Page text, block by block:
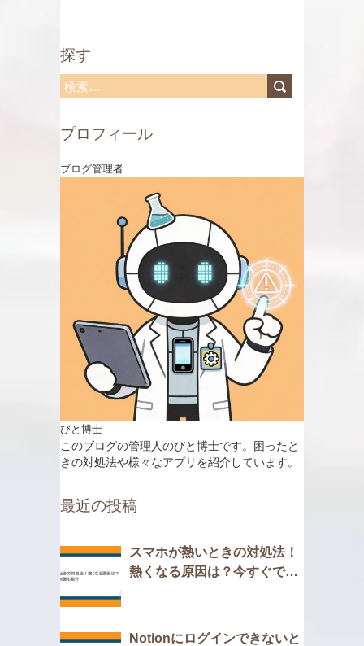
探す
検
:プロフィール
ブログ管理者
びと博士
このブログの管理人のびと博士です。困ったと
きの対処法や様々なアプリを紹介しています。
最近の投稿
スマホが熱いときの対処法！
熱くなる原因は？今すぐでき
Notionにログインできないと